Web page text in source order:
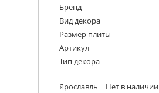
Бренд
Вид декора
Размер плиты
Артикул
Тип декора
Ярославль
Нет в наличии